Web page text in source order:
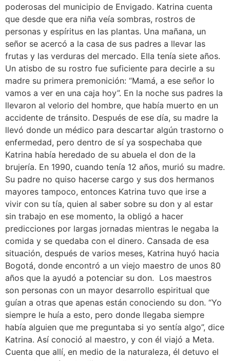
poderosas del municipio de Envigado. Katrina cuenta
que desde que era niña veía sombras, rostros de
personas y espíritus en las plantas. Una mañana, un
señor se acercó a la casa de sus padres a llevar las
frutas y las verduras del mercado. Ella tenía siete años.
Un atisbo de su rostro fue suficiente para decirle a su
madre su primera premonición: “Mamá, a ese señor lo
vamos a ver en una caja hoy”. En la noche sus padres la
llevaron al velorio del hombre, que había muerto en un
accidente de tránsito. Después de ese día, su madre la
llevó donde un médico para descartar algún trastorno o
enfermedad, pero dentro de sí ya sospechaba que
Katrina había heredado de su abuela el don de la
brujería. En 1990, cuando tenía 12 años, murió su madre.
Su padre no quiso hacerse cargo y sus dos hermanos
mayores tampoco, entonces Katrina tuvo que irse a
vivir con su tía, quien al saber sobre su don y al estar
sin trabajo en ese momento, la obligó a hacer
predicciones por largas jornadas mientras le negaba la
comida y se quedaba con el dinero. Cansada de esa
situación, después de varios meses, Katrina huyó hacia
Bogotá, donde encontró a un viejo maestro de unos 80
años que la ayudó a potenciar su don. Los maestros
son personas con un mayor desarrollo espiritual que
guían a otras que apenas están conociendo su don. “Yo
siempre le huía a esto, pero donde llegaba siempre
había alguien que me preguntaba si yo sentía algo”, dice
Katrina. Así conoció al maestro, y con él viajó a Meta.
Cuenta que allí, en medio de la naturaleza, él detuvo el